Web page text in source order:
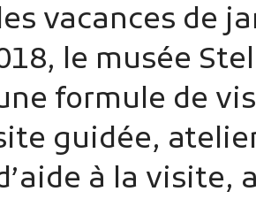
vacances de
le musée
formule de
guidée,
à la visite,